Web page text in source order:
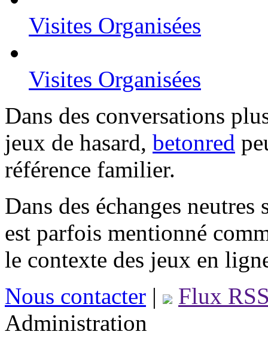
Visites Organisées
Visites Organisées
Dans des conversations
jeux de hasard, betonred
référence familier.
Dans des échanges
est parfois mentionné
le contexte des jeux en
Nous contacter |
Flux
Administration